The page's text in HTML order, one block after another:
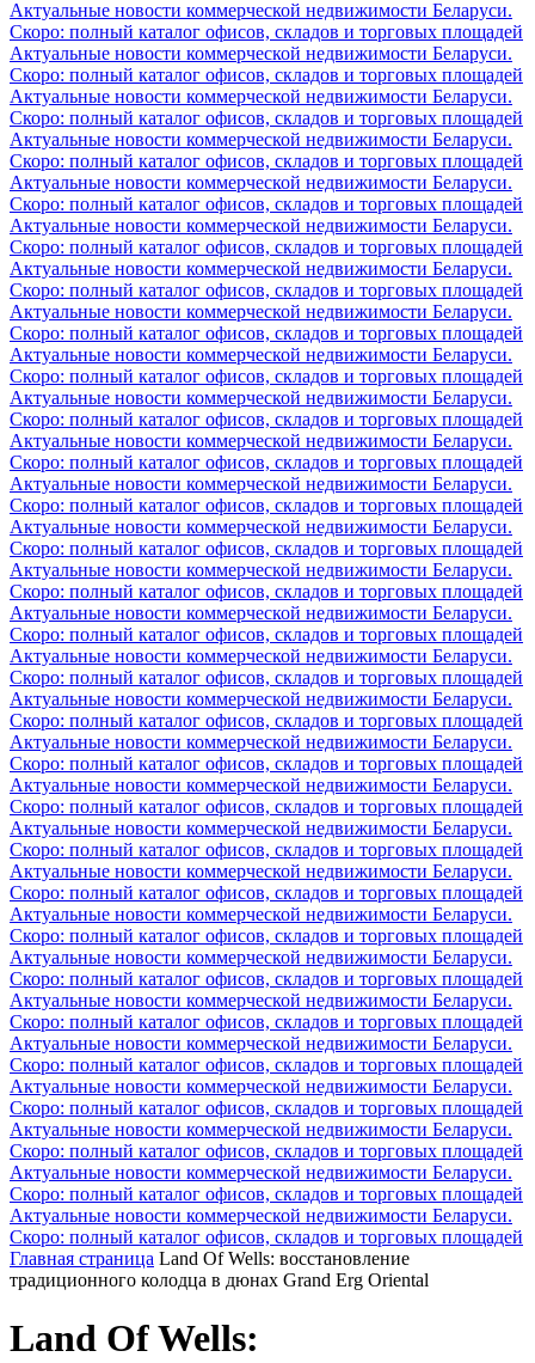
Актуальные новости коммерческой недвижимости Беларуси.
Скоро: полный каталог офисов, складов и торговых площадей
Актуальные новости коммерческой недвижимости Беларуси.
Скоро: полный каталог офисов, складов и торговых площадей
Актуальные новости коммерческой недвижимости Беларуси.
Скоро: полный каталог офисов, складов и торговых площадей
Актуальные новости коммерческой недвижимости Беларуси.
Скоро: полный каталог офисов, складов и торговых площадей
Актуальные новости коммерческой недвижимости Беларуси.
Скоро: полный каталог офисов, складов и торговых площадей
Актуальные новости коммерческой недвижимости Беларуси.
Скоро: полный каталог офисов, складов и торговых площадей
Актуальные новости коммерческой недвижимости Беларуси.
Скоро: полный каталог офисов, складов и торговых площадей
Актуальные новости коммерческой недвижимости Беларуси.
Скоро: полный каталог офисов, складов и торговых площадей
Актуальные новости коммерческой недвижимости Беларуси.
Скоро: полный каталог офисов, складов и торговых площадей
Актуальные новости коммерческой недвижимости Беларуси.
Скоро: полный каталог офисов, складов и торговых площадей
Актуальные новости коммерческой недвижимости Беларуси.
Скоро: полный каталог офисов, складов и торговых площадей
Актуальные новости коммерческой недвижимости Беларуси.
Скоро: полный каталог офисов, складов и торговых площадей
Актуальные новости коммерческой недвижимости Беларуси.
Скоро: полный каталог офисов, складов и торговых площадей
Актуальные новости коммерческой недвижимости Беларуси.
Скоро: полный каталог офисов, складов и торговых площадей
Актуальные новости коммерческой недвижимости Беларуси.
Скоро: полный каталог офисов, складов и торговых площадей
Актуальные новости коммерческой недвижимости Беларуси.
Скоро: полный каталог офисов, складов и торговых площадей
Актуальные новости коммерческой недвижимости Беларуси.
Скоро: полный каталог офисов, складов и торговых площадей
Актуальные новости коммерческой недвижимости Беларуси.
Скоро: полный каталог офисов, складов и торговых площадей
Актуальные новости коммерческой недвижимости Беларуси.
Скоро: полный каталог офисов, складов и торговых площадей
Актуальные новости коммерческой недвижимости Беларуси.
Скоро: полный каталог офисов, складов и торговых площадей
Актуальные новости коммерческой недвижимости Беларуси.
Скоро: полный каталог офисов, складов и торговых площадей
Актуальные новости коммерческой недвижимости Беларуси.
Скоро: полный каталог офисов, складов и торговых площадей
Актуальные новости коммерческой недвижимости Беларуси.
Скоро: полный каталог офисов, складов и торговых площадей
Актуальные новости коммерческой недвижимости Беларуси.
Скоро: полный каталог офисов, складов и торговых площадей
Актуальные новости коммерческой недвижимости Беларуси.
Скоро: полный каталог офисов, складов и торговых площадей
Актуальные новости коммерческой недвижимости Беларуси.
Скоро: полный каталог офисов, складов и торговых площадей
Актуальные новости коммерческой недвижимости Беларуси.
Скоро: полный каталог офисов, складов и торговых площадей
Актуальные новости коммерческой недвижимости Беларуси.
Скоро: полный каталог офисов, складов и торговых площадей
Актуальные новости коммерческой недвижимости Беларуси.
Скоро: полный каталог офисов, складов и торговых площадей
Главная страница Land Of Wells: восстановление
традиционного колодца в дюнах Grand Erg Oriental
Land Of Wells: